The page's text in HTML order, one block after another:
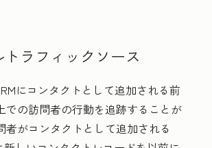
ラフィックソース
にコンタクトとして追加される前
での訪問者の行動を追跡することが
者がコンタクトとして追加される